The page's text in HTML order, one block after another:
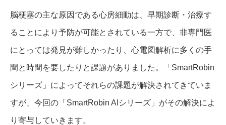
脳梗塞の主な原因である心房細動は、早期診断・治療す
ることにより予防が可能とされている一方で、非専門医
にとっては発見が難しかったり、心電図解析に多くの手
間と時間を要したりと課題がありました。「SmartRobin
シリーズ」によってそれらの課題が解決されてきていま
すが、今回の「SmartRobin AIシリーズ」がその解決によ
り寄与していきます。